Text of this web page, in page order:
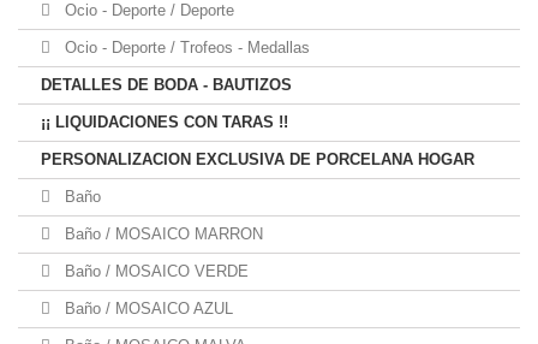
Ocio - Deporte / Deporte
Ocio - Deporte / Trofeos - Medallas
DETALLES DE BODA - BAUTIZOS
¡¡ LIQUIDACIONES CON TARAS !!
PERSONALIZACION EXCLUSIVA DE PORCELANA HOGAR
Baño
Baño / MOSAICO MARRON
Baño / MOSAICO VERDE
Baño / MOSAICO AZUL